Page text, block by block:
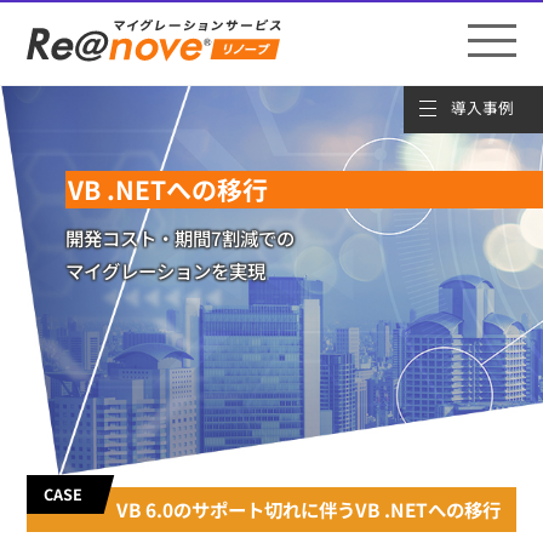
VB .NETへの移行
開発コスト・期間7割減での
マイグレーションを実現
CASE
VB 6.0のサポート切れに伴うVB .NETへの移行